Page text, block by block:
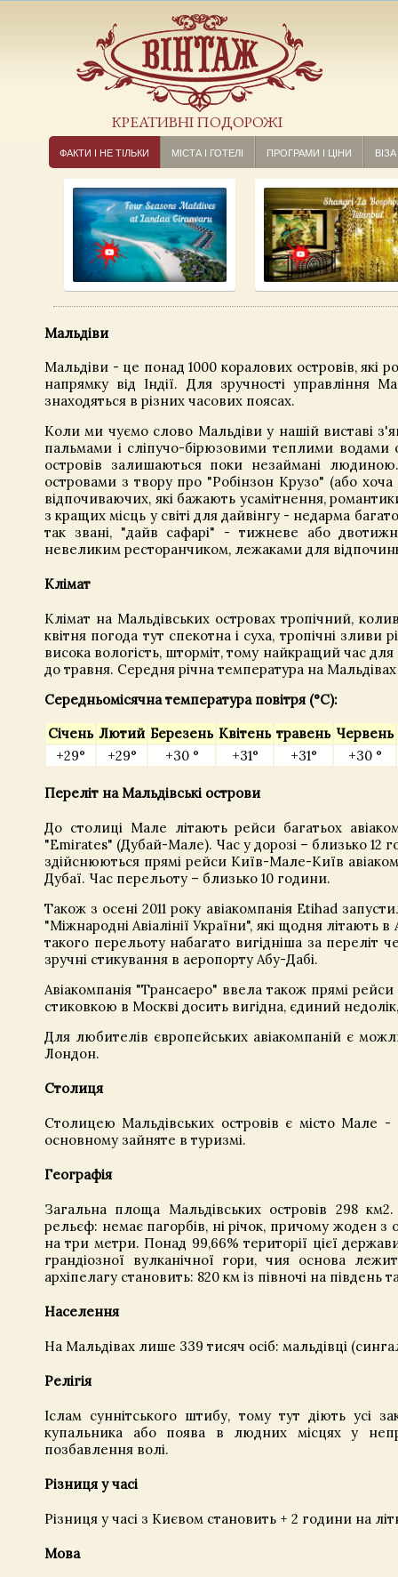
КРЕАТИВНІ ПОДОРОЖІ
ФАКТИ І НЕ ТІЛЬКИ МІСТА І ГОТЕЛІ ПРОГРАМИ І ЦІНИ ВІЗА
Мальдіви
Мальдіви - це понад 1000 коралових островів, які
напрямку від Індії. Для зручності управління
знаходяться в різних часових поясах.
Коли ми чуємо слово Мальдіви у нашій виставі
пальмами і сліпучо-бірюзовими теплими водами
островів залишаються поки незаймані
островами з твору про "Робінзон Крузо" (або
відпочиваючих, які бажають усамітнення,
з кращих місць у світі для дайвінгу - недарма
так звані, "дайв сафарі" - тижневе або
невеликим ресторанчиком, лежаками для
Клімат
Клімат на Мальдівських островах тропічний,
квітня погода тут спекотна і суха, тропічні
висока вологість, шторміт, тому найкращий час
до травня. Середня річна температура на
Середньомісячна температура повітря (°C):
Січень Лютий Березень Квітень травень Червень
+29°
+29° +30 ° +31° +31° +30 °
Переліт на Мальдівські острови
До столиці Мале літають рейси багатьох
"Emirates" (Дубай-Мале). Час у дорозі – близько 12
здійснюються прямі рейси Київ-Мале-Київ
Дубаї. Час перельоту – близько 10 години.
Також з осені 2011 року авіакомпанія Etihad
"Міжнародні Авіалінії України", які щодня літають
такого перельоту набагато вигідніша за переліт
зручні стикування в аеропорту Абу-Дабі.
Авіакомпанія "Трансаеро" ввела також прямі
стиковкою в Москві досить вигідна, єдиний
Для любителів європейських авіакомпаній є
Лондон.
Столиця
Столицею Мальдівських островів є місто Мале
основному зайняте в туризмі.
Географія
Загальна площа Мальдівських островів 298
рельєф: немає пагорбів, ні річок, причому жоден з
на три метри. Понад 99,66% території цієї
грандіозної вулканічної гори, чия основа
архіпелагу становить: 820 км із півночі на південь
Населення
На Мальдівах лише 339 тисяч осіб: мальдівці
Релігія
Іслам суннітського штибу, тому тут діють усі
купальника або поява в людних місцях у
позбавлення волі.
Різниця у часі
Різниця у часі з Києвом становить + 2 години на
Мова